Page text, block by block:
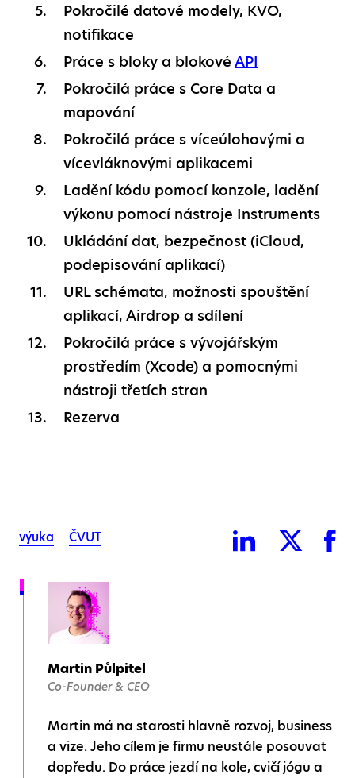
Pokročilé datové modely, KVO,
notifikace
Práce s bloky a blokové API
Pokročilá práce s Core Data a
mapování
Pokročilá práce s víceúlohovými a
vícevláknovými aplikacemi
Ladění kódu pomocí konzole, ladění
výkonu pomocí nástroje Instruments
Ukládání dat, bezpečnost (iCloud,
podepisování aplikací)
URL schémata, možnosti spouštění
aplikací, Airdrop a sdílení
Pokročilá práce s vývojářským
prostředím (Xcode) a pomocnými
nástroji třetích stran
Rezerva
výuka ČVUT
Martin Půlpitel
Co-Founder & CEO
Martin má na starosti hlavně rozvoj, business
a vize. Jeho cílem je firmu neustále posouvat
dopředu. Do práce jezdí na kole, cvičí jógu a